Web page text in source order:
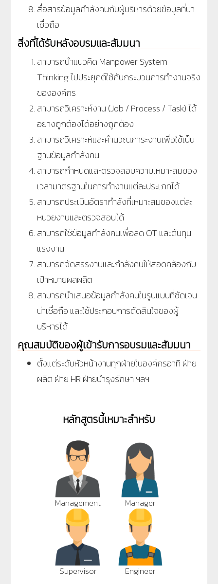
สื่อสารข้อมูลกำลังคนกับผู้บริหารด้วยข้อมูลที่น่า
เชื่อถือ
สิ่งที่ได้รับหลังอบรมและสัมมนา
สามารถนำแนวคิด Manpower System
Thinking ไปประยุกต์ใช้กับกระบวนการทำงานจริง
ขององค์กร
สามารถวิเคราะห์งาน (Job / Process / Task) ได้
อย่างถูกต้องได้อย่างถูกต้อง
สามารถวิเคราะห์และคำนวณภาระงานเพื่อใช้เป็น
ฐานข้อมูลกำลังคน
สามารถกำหนดและตรวจสอบความเหมาะสมของ
เวลามาตรฐานในการทำงานแต่ละประเภทได้
สามารถประเมินอัตรากำลังที่เหมาะสมของแต่ละ
หน่วยงานและตรวจสอบได้
สามารถใช้ข้อมูลกำลังคนเพื่อลด OT และต้นทุน
แรงงาน
สามารถจัดสรรงานและกำลังคนให้สอดคล้องกับ
เป้าหมายผลผลิต
สามารถนำเสนอข้อมูลกำลังคนในรูปแบบที่ชัดเจน
น่าเชื่อถือ และใช้ประกอบการตัดสินใจของผู้
บริหารได้
คุณสมบัติของผู้เข้ารับการอบรมและสัมมนา
ตั้งแต่ระดับหัวหน้างานทุกฝ่ายในองค์กรอาทิ ฝ่าย
ผลิต ฝ่าย HR ฝ่ายบำรุงรักษา ฯลฯ
หลักสูตรนี้เหมาะสำหรับ
Management Manager
Supervisor Engineer